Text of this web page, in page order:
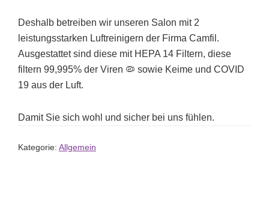
Deshalb betreiben wir unseren Salon mit 2
leistungsstarken Luftreinigern der Firma Camfil.
Ausgestattet sind diese mit HEPA 14 Filtern, diese
filtern 99,995% der Viren 🦠 sowie Keime und COVID
19 aus der Luft.
Damit Sie sich wohl und sicher bei uns fühlen.
Kategorie: Allgemein